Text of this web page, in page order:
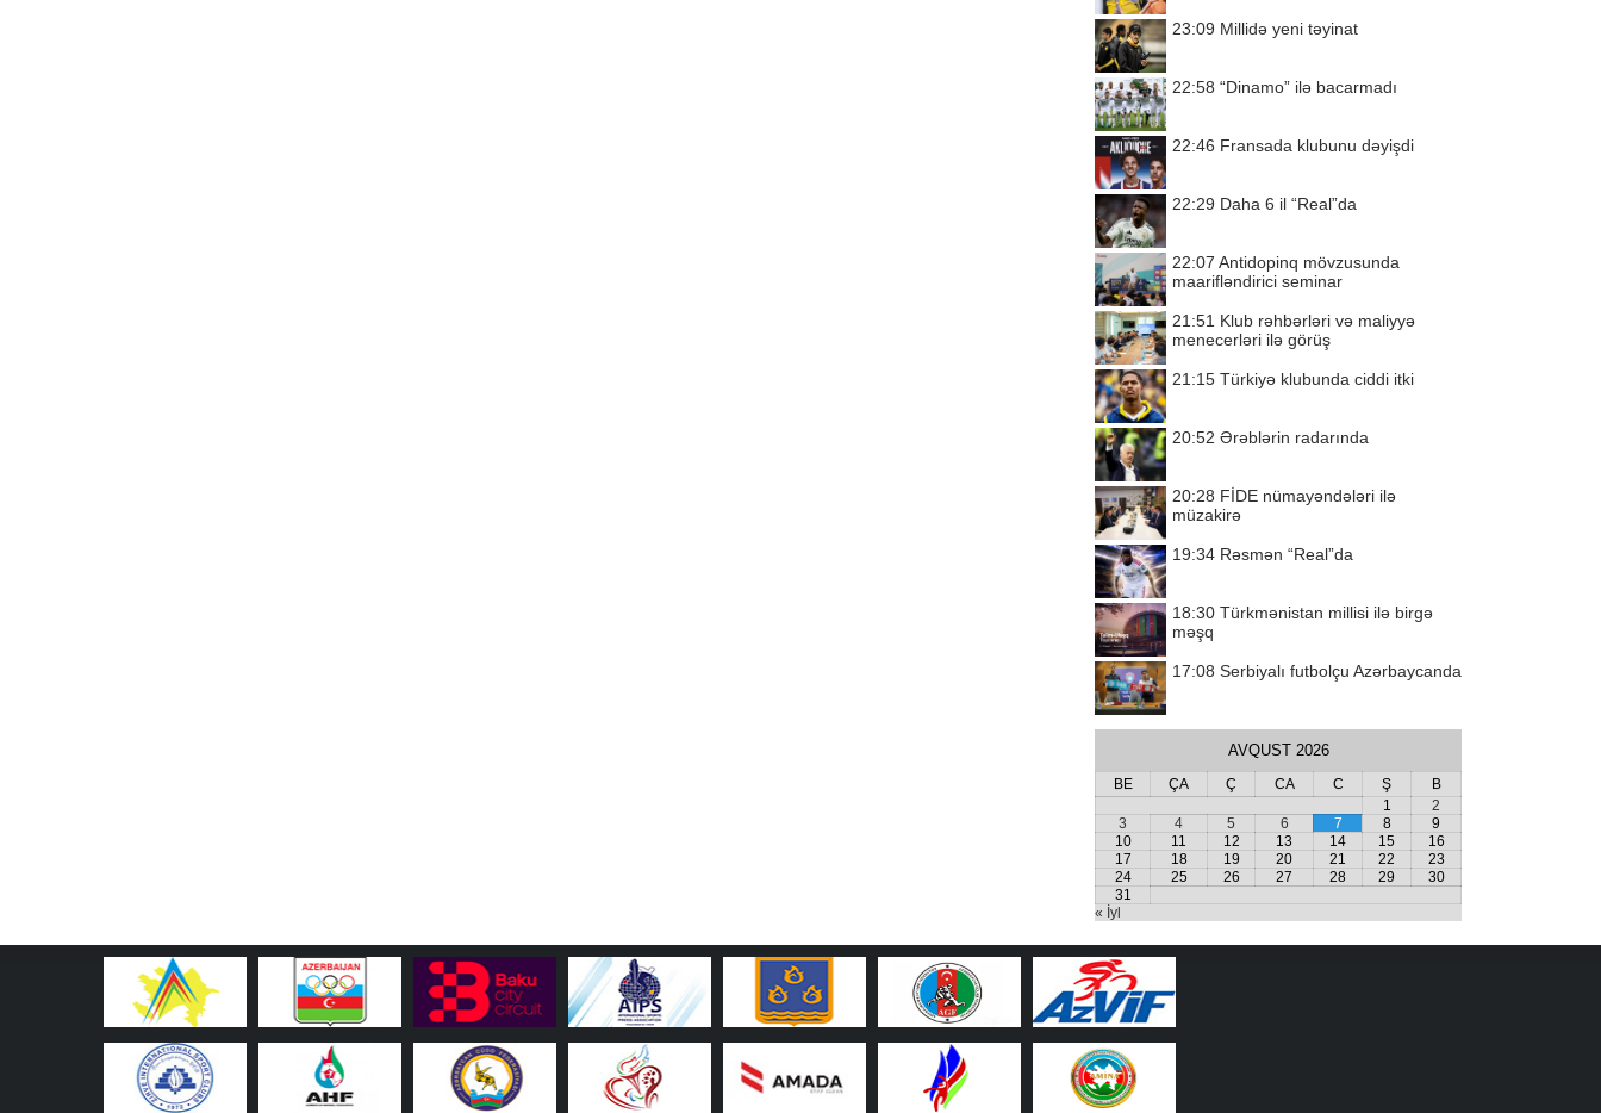
23:09 Millidə yeni təyinat
22:58 “Dinamo” ilə bacarmadı
22:46 Fransada klubunu dəyişdi
22:29 Daha 6 il “Real”da
22:07 Antidopinq mövzusunda
maarifləndirici seminar
21:51 Klub rəhbərləri və maliyyə
menecerləri ilə görüş
21:15 Türkiyə klubunda ciddi itki
20:52 Ərəblərin radarında
20:28 FİDE nümayəndələri ilə
müzakirə
19:34 Rəsmən “Real”da
18:30 Türkmənistan millisi ilə birgə
məşq
17:08 Serbiyalı futbolçu Azərbaycanda
AVQUST 2026
BE ÇA Ç CA C Ş
B
1
2
3
4 5 6 7 8
9
10
11 12 13 14 15
16
17
18 19 20 21 22
23
24
25 26 27 28 29
30
31
« İyl